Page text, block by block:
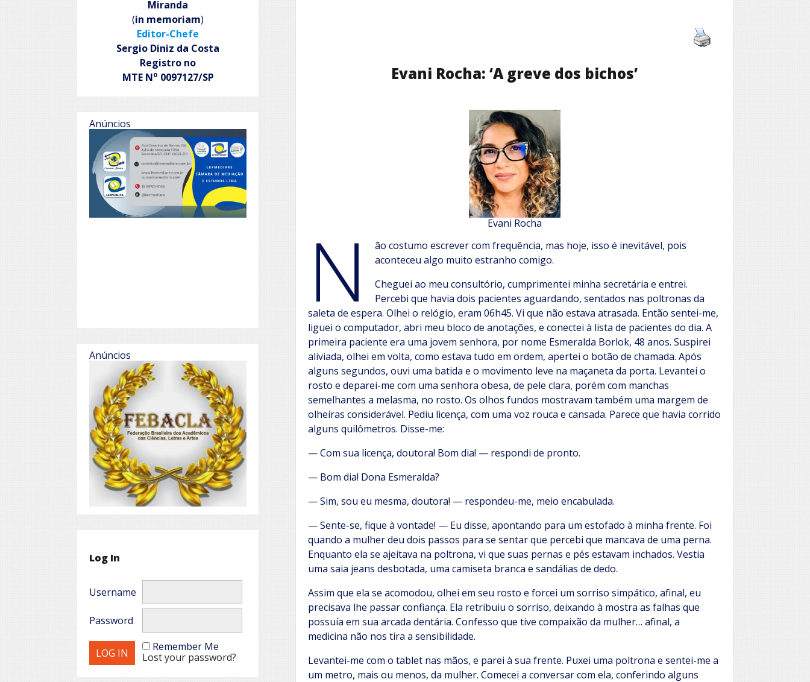
Evani Rocha: ‘A greve dos bichos’
Evani Rocha
N
ão costumo escrever com frequência, mas hoje, isso é inevitável, pois
aconteceu algo muito estranho comigo.
Cheguei ao meu consultório, cumprimentei minha secretária e entrei.
Percebi que havia dois pacientes aguardando, sentados nas poltronas da
saleta de espera. Olhei o relógio, eram 06h45. Vi que não estava atrasada. Então sentei-me,
liguei o computador, abri meu bloco de anotações, e conectei à lista de pacientes do dia. A
primeira paciente era uma jovem senhora, por nome Esmeralda Borlok, 48 anos. Suspirei
aliviada, olhei em volta, como estava tudo em ordem, apertei o botão de chamada. Após
alguns segundos, ouvi uma batida e o movimento leve na maçaneta da porta. Levantei o
rosto e deparei-me com uma senhora obesa, de pele clara, porém com manchas
semelhantes a melasma, no rosto. Os olhos fundos mostravam também uma margem de
olheiras considerável. Pediu licença, com uma voz rouca e cansada. Parece que havia corrido
alguns quilômetros. Disse-me:
— Com sua licença, doutora! Bom dia! — respondi de pronto.
— Bom dia! Dona Esmeralda?
— Sim, sou eu mesma, doutora! — respondeu-me, meio encabulada.
— Sente-se, fique à vontade! — Eu disse, apontando para um estofado à minha frente. Foi
quando a mulher deu dois passos para se sentar que percebi que mancava de uma perna.
Enquanto ela se ajeitava na poltrona, vi que suas pernas e pés estavam inchados. Vestia
uma saia jeans desbotada, uma camiseta branca e sandálias de dedo.
Assim que ela se acomodou, olhei em seu rosto e forcei um sorriso simpático, afinal, eu
precisava lhe passar confiança. Ela retribuiu o sorriso, deixando à mostra as falhas que
possuía em sua arcada dentária. Confesso que tive compaixão da mulher… afinal, a
medicina não nos tira a sensibilidade.
Levantei-me com o tablet nas mãos, e parei à sua frente. Puxei uma poltrona e sentei-me a
um metro, mais ou menos, da mulher. Comecei a conversar com ela, conferindo alguns
Miranda
(in memoriam)
Editor-Chefe
Sergio Diniz da Costa
Registro no
MTE No 0097127/SP
Anúncios
Anúncios
Log In
Username
Password
Remember Me
Lost your password?